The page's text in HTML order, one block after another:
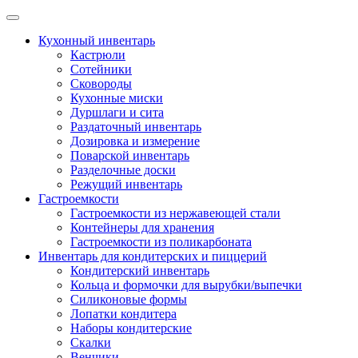
Skip
contentКухонный инвентарь
Кастрюли
Сотейники
Сковороды
Кухонные миски
Дуршлаги и сита
Раздаточный инвентарь
Дозировка и измерение
Поварской инвентарь
Разделочные доски
Режущий инвентарь
Гастроемкости
Гастроемкости из нержавеющей стали
Контейнеры для хранения
Гастроемкости из поликарбоната
Инвентарь для кондитерских и пиццерий
Кондитерский инвентарь
Кольца и формочки для вырубки/выпечки
Силиконовые формы
Лопатки кондитера
Наборы кондитерские
Скалки